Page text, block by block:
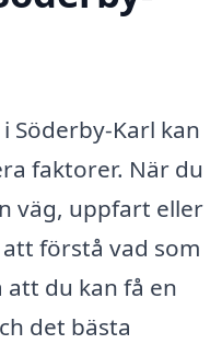
Söderby-Karl kan
faktorer. När du
väg, uppfart eller
förstå vad som
du kan få en
det bästa